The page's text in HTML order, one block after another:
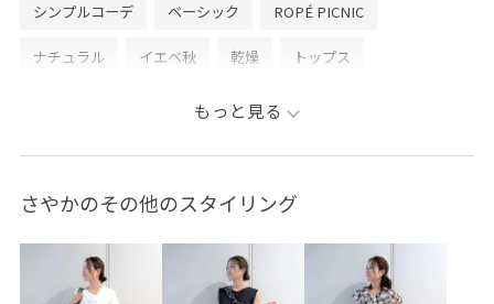
シンプルコーデ ベーシック ROPÉ PICNIC
ナチュラル イエベ秋 乾燥 トップス
バッグ
GIX16120 0318PRESS対象商品
26SSRPgoods 2WAYで使える oshigoto10look_wed
もっと見る
さやかのその他のスタイリング